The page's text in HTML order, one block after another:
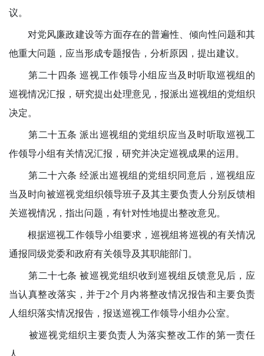
议。
对党风廉政建设等方面存在的普遍性、倾向性问题和其
他重大问题，应当形成专题报告，分析原因，提出建议。
第二十四条 巡视工作领导小组应当及时听取巡视组的
巡视情况汇报，研究提出处理意见，报派出巡视组的党组织
决定。
第二十五条 派出巡视组的党组织应当及时听取巡视工
作领导小组有关情况汇报，研究并决定巡视成果的运用。
第二十六条 经派出巡视组的党组织同意后，巡视组应
当及时向被巡视党组织领导班子及其主要负责人分别反馈相
关巡视情况，指出问题，有针对性地提出整改意见。
根据巡视工作领导小组要求，巡视组将巡视的有关情况
通报同级党委和政府有关领导及其职能部门。
第二十七条 被巡视党组织收到巡视组反馈意见后，应
当认真整改落实，并于2个月内将整改情况报告和主要负责
人组织落实情况报告，报送巡视工作领导小组办公室。
被巡视党组织主要负责人为落实整改工作的第一责任
人。